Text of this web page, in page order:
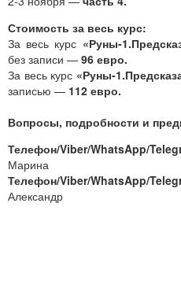
Стоимость за весь курс:
За весь курс «Руны-
без записи — 96 евро.
За весь курс «Руны-
записью — 112 евро.
Вопросы, подробности и
Телефон/Viber/WhatsApp/
Марина
Телефон/Viber/WhatsApp/
Александр